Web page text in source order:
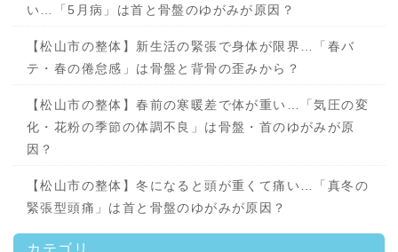
い…「5月病」は首と骨盤のゆがみが原因？
【松山市の整体】新生活の緊張で身体が限界…「春バ
テ・春の倦怠感」は骨盤と背骨の歪みから？
【松山市の整体】春前の寒暖差で体が重い…「気圧の変
化・花粉の季節の体調不良」は骨盤・首のゆがみが原
因？
【松山市の整体】冬になると頭が重くて痛い…「真冬の
緊張型頭痛」は首と骨盤のゆがみが原因？